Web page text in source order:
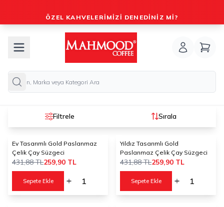
ÖZEL KAHVELERIMIZI DENEDINIZ MI?
Filtrele Sırala
% 40
Ev Tasarımlı Gold Paslanmaz
Çelik Çay Süzgeci
431,88TL259,90 TL
Sepete Ekle
%
Yıldız Tasarımlı Gold
Paslanmaz Çelik Çay Süzgeci
431,88TL259,90 TL
Sepete Ekle